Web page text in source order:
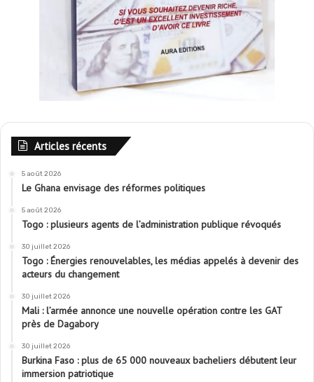
Articles récents
5 août 2026
Le Ghana envisage des réformes politiques
5 août 2026
Togo : plusieurs agents de l’administration publique révoqués
30 juillet 2026
Togo : Énergies renouvelables, les médias appelés à devenir des
acteurs du changement
30 juillet 2026
Mali : l’armée annonce une nouvelle opération contre les GAT
près de Dagabory
30 juillet 2026
Burkina Faso : plus de 65 000 nouveaux bacheliers débutent leur
immersion patriotique